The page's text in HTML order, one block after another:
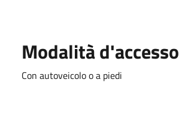
Modalità d'accesso
Con autoveicolo o a piedi